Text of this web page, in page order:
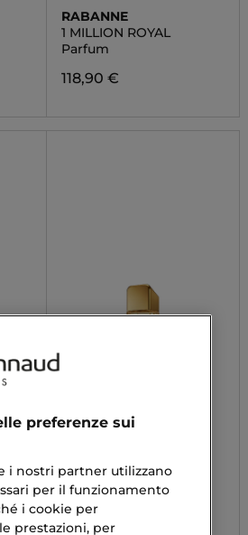
RABANNE
1 MILLION ROYAL
Parfum
118,90 €
1 Million Lozione
Dopobarba
62,93 €
preferenze sui
i nostri partner utilizzano
per il funzionamento
i cookie per
prestazioni, per